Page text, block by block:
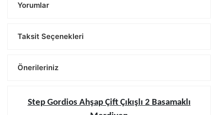
Yorumlar
Taksit Seçenekleri
Önerileriniz
Step Gordios Ahşap Çift Çıkışlı 2 Basamaklı